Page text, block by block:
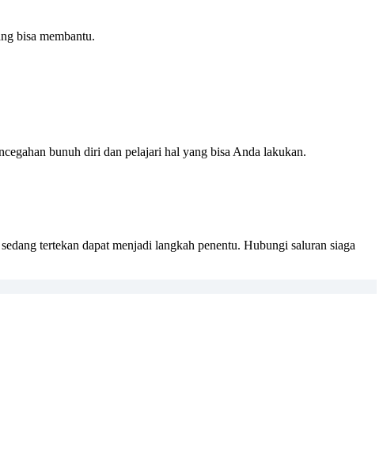
bisa membantu.
bunuh diri dan pelajari hal yang bisa Anda lakukan.
tertekan dapat menjadi langkah penentu. Hubungi saluran siaga